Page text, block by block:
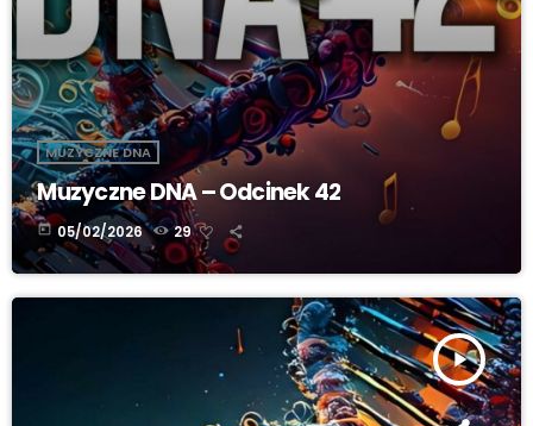
MUZYCZNE DNA
Muzyczne DNA – Odcinek 42
today 05/02/2026 29
play_arrow